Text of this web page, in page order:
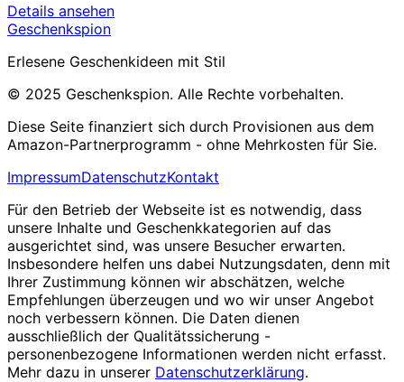
Details ansehen
Geschenkspion
Erlesene Geschenkideen mit Stil
© 2025 Geschenkspion. Alle Rechte vorbehalten.
Diese Seite finanziert sich durch Provisionen aus dem
Amazon-Partnerprogramm - ohne Mehrkosten für Sie.
ImpressumDatenschutzKontakt
Für den Betrieb der Webseite ist es notwendig, dass
unsere Inhalte und Geschenkkategorien auf das
ausgerichtet sind, was unsere Besucher erwarten.
Insbesondere helfen uns dabei Nutzungsdaten, denn mit
Ihrer Zustimmung können wir abschätzen, welche
Empfehlungen überzeugen und wo wir unser Angebot
noch verbessern können. Die Daten dienen
ausschließlich der Qualitätssicherung -
personenbezogene Informationen werden nicht erfasst.
Mehr dazu in unserer Datenschutzerklärung.